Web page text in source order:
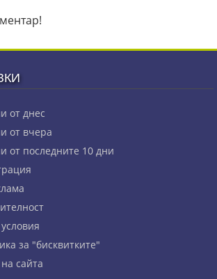
от днес
от вчера
от последните 10 дни
за "бисквитките"
сайта